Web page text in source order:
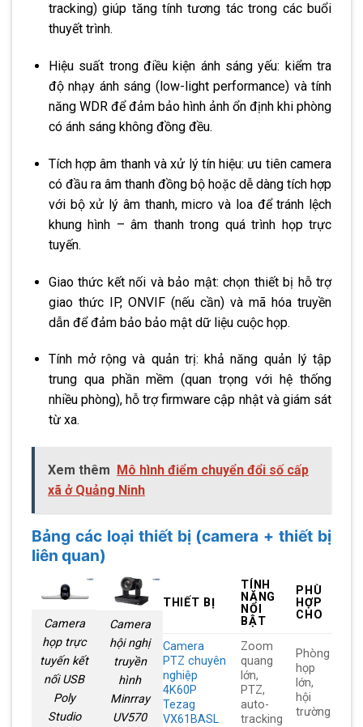
tracking) giúp tăng tính tương tác trong các buổi
thuyết trình.
Hiệu suất trong điều kiện ánh sáng yếu: kiểm tra
độ nhạy ánh sáng (low-light performance) và tính
năng WDR để đảm bảo hình ảnh ổn định khi phòng
có ánh sáng không đồng đều.
Tích hợp âm thanh và xử lý tín hiệu: ưu tiên camera
có đầu ra âm thanh đồng bộ hoặc dễ dàng tích hợp
với bộ xử lý âm thanh, micro và loa để tránh lệch
khung hình – âm thanh trong quá trình họp trực
tuyến.
Giao thức kết nối và bảo mật: chọn thiết bị hỗ trợ
giao thức IP, ONVIF (nếu cần) và mã hóa truyền
dẫn để đảm bảo bảo mật dữ liệu cuộc họp.
Tính mở rộng và quản trị: khả năng quản lý tập
trung qua phần mềm (quan trọng với hệ thống
nhiều phòng), hỗ trợ firmware cập nhật và giám sát
từ xa.
Xem thêm
Mô hình điểm chuyển đổi số cấp
xã ở Quảng Ninh
Bảng các loại thiết bị (camera + thiết bị
liên quan)
Camera
họp trực
tuyến kết
nối USB
Poly
Studio
Camera
hội nghị
truyền
hình
Minrray
UV570
THIẾT BỊ
TÍNH
NĂNG
NỔI
BẬT
PHÙ
HỢP
CHO
Camera
PTZ chuyên
nghiệp
4K60P
Tezag
VX61BASL
Zoom
quang
lớn,
PTZ,
auto-
tracking
Phòng
họp
lớn,
hội
trường